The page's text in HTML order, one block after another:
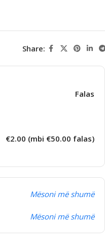
Share:
Falas
€2.00 (mbi €50.00 falas)
Mësoni më shumë
Mësoni më shumë